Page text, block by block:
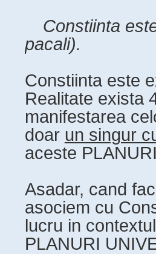
Constiinta
pacali).
Constiinta este
Realitate exista
manifestarea
doar un singur
aceste
Asadar, cand
asociem cu
lucru in
PLANURI